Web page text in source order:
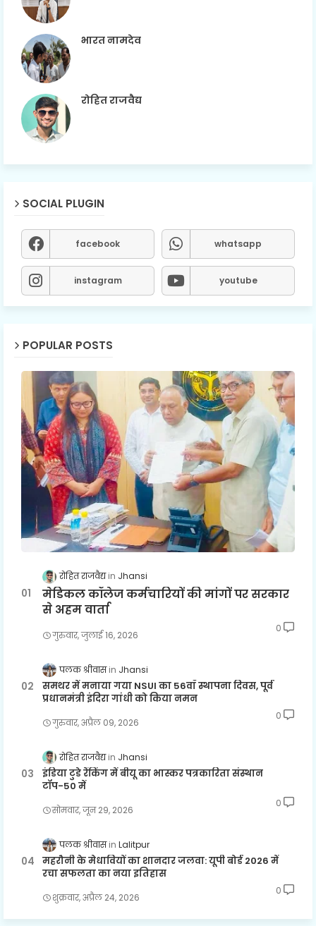
भारत नामदेव
रोहित राजवैद्य
SOCIAL PLUGIN
facebook whatsapp
instagram youtube
POPULAR POSTS
रोहित राजवैद्य Jhansi
मेडिकल कॉलेज कर्मचारियों की मांगों पर सरकार
से अहम वार्ता
गुरुवार, जुलाई 16, 2026
0
पलक श्रीवास Jhansi
समथर में मनाया गया NSUI का 56वाँ स्थापना दिवस, पूर्व
प्रधानमंत्री इंदिरा गांधी को किया नमन
गुरुवार, अप्रैल 09, 2026
0
रोहित राजवैद्य Jhansi
इंडिया टुडे रैंकिंग में बीयू का भास्कर पत्रकारिता संस्थान
टॉप-50 में
सोमवार, जून 29, 2026
0
पलक श्रीवास Lalitpur
महरौनी के मेधावियों का शानदार जलवा: यूपी बोर्ड 2026 में
रचा सफलता का नया इतिहास
शुक्रवार, अप्रैल 24, 2026
0